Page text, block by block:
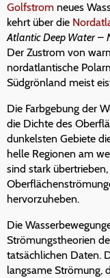
Golfstrom neues
kehrt über die
Atlantic Deep Water–
Der Zustrom von
nordatlantische
Südgrönland meist
Die Farbgebung der
die Dichte des
dunkelsten Gebiete
helle Regionen am
sind stark
hervorzuheben.
Die
Strömungstheorien
tatsächlichen Daten.
langsame Strömung,